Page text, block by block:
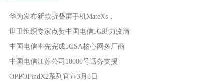
华为发布新款折叠屏手机MateXs，
世卫组织专家点赞中国电信5G助力疫情
中国电信率先完成5GSA核心网多厂商
中国电信江苏公司10000号话务支援
OPPOFindX2系列官宣3月6日